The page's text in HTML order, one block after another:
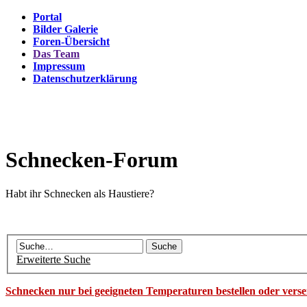
Portal
Bilder Galerie
Foren-Übersicht
Das Team
Impressum
Datenschutzerklärung
Schnecken-Forum
Habt ihr Schnecken als Haustiere?
Erweiterte Suche
Schnecken nur bei geeigneten Temperaturen bestellen oder